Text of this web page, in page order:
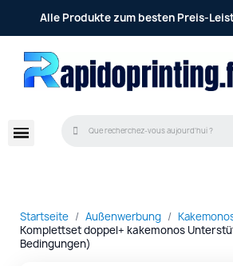
Alle Produkte zum besten Preis-
Startseite Außenwerbung
Komplettset doppel+ kakemonos
Bedingungen)